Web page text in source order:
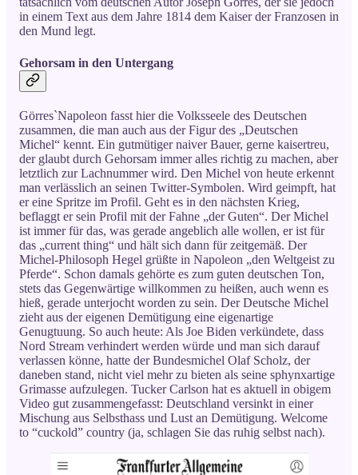
in einem Text aus dem Jahre 1814 dem Kaiser der Franzosen in
den Mund legt.
Gehorsam in den Untergang
Görres`Napoleon fasst hier die Volksseele des Deutschen
zusammen, die man auch aus der Figur des „Deutschen
Michel“ kennt. Ein gutmütiger naiver Bauer, gerne kaisertreu,
der glaubt durch Gehorsam immer alles richtig zu machen, aber
letztlich zur Lachnummer wird. Den Michel von heute erkennt
man verlässlich an seinen Twitter-Symbolen. Wird geimpft, hat
er eine Spritze im Profil. Geht es in den nächsten Krieg,
beflaggt er sein Profil mit der Fahne „der Guten“. Der Michel
ist immer für das, was gerade angeblich alle wollen, er ist für
das „current thing“ und hält sich dann für zeitgemäß. Der
Michel-Philosoph Hegel grüßte in Napoleon „den Weltgeist zu
Pferde“. Schon damals gehörte es zum guten deutschen Ton,
stets das Gegenwärtige willkommen zu heißen, auch wenn es
hieß, gerade unterjocht worden zu sein. Der Deutsche Michel
zieht aus der eigenen Demütigung eine eigenartige
Genugtuung. So auch heute: Als Joe Biden verkündete, dass
Nord Stream verhindert werden würde und man sich darauf
verlassen könne, hatte der Bundesmichel Olaf Scholz, der
daneben stand, nicht viel mehr zu bieten als seine sphynxartige
Grimasse aufzulegen. Tucker Carlson hat es aktuell in obigem
Video gut zusammengefasst: Deutschland versinkt in einer
Mischung aus Selbsthass und Lust an Demütigung. Welcome
to “cuckold” country (ja, schlagen Sie das ruhig selbst nach).